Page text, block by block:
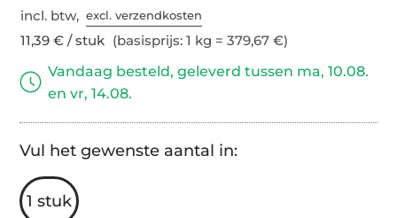
incl. btw,excl. verzendkosten
11,39 € / stuk (basisprijs: 1 kg = 379,67 €)
Vandaag besteld, geleverd tussen ma, 10.08.
en vr, 14.08.
Vul het gewenste aantal in:
1 stuk